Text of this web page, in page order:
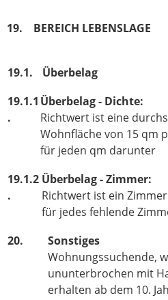
19. BEREICH LEBENSLAGE
19.1.
Überbelag
19.1.1
.
Überbelag - Dichte:
Richtwert ist eine
Wohnfläche von 15 qm
für jeden qm darunter
19.1.2
.
Überbelag - Zimmer:
Richtwert ist ein
für jedes fehlende
20.
Sonstiges
Wohnungssuchende,
ununterbrochen mit
erhalten ab dem 10.